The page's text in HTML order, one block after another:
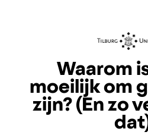
Waarom
moeilijk om
zijn? (En zo